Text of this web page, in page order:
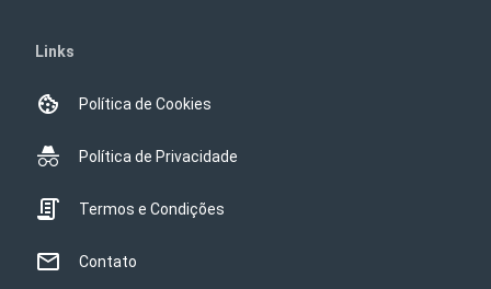
Links
Política de Cookies
Política de Privacidade
Termos e Condições
Contato